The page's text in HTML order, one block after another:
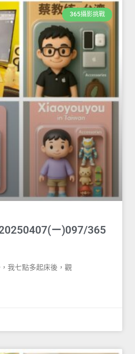
365攝影挑戰
ㄧ)097/365
我七點多起床後，觀